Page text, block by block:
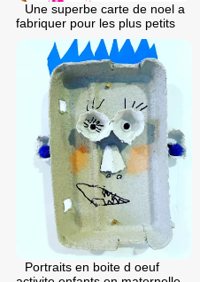
Une superbe carte de noel a
fabriquer pour les plus petits
Portraits en boite d oeuf